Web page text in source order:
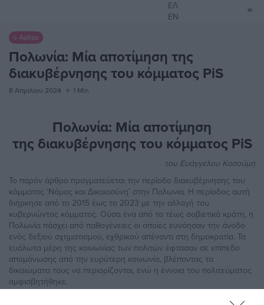
ΕΛ
EN
Άρθρα
Πολωνία: Μία αποτίμηση της
διακυβέρνησης του κόμματος PiS
8 Απριλίου 2024 1 Min
Πολωνία: Μία αποτίμηση
της διακυβέρνησης του κόμματος PiS
του Ευάγγελου Κασούμη
Το παρόν άρθρο πραγματεύεται την περίοδο διακυβέρνησης του
κόμματος ‘Νόμος και Δικαιοσύνη’ στην Πολωνία. Η περίοδος αυτή
διήρκησε από το 2015 έως το 2023 με την αλλαγή του
κυβερνώντος κόμματος. Ούσα ένα από τα τέως σοβιετικά κράτη, η
Πολωνία πάσχει από παθογένειες οι οποίες ευνόησαν την άνοδο
ενός δεξιού σχηματισμού, εχθρικού απέναντι στη δημοκρατία. Τα
ευάλωτα μέρη της κοινωνίας των πολιτών έφτασαν σε επίπεδο
απομόνωσης από την ευρύτερη κοινωνία, βλέποντας τα
δικαιώματα τους να περιορίζονται, ενώ η έννοια του πολιτεύματος
αμφισβητήθηκε.